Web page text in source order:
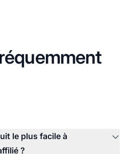
le plus facile à
?